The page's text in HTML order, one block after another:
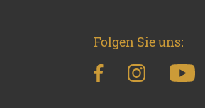
Folgen Sie uns: